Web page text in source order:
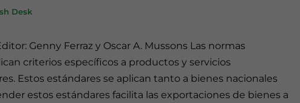
Desk
Genny Ferraz y Oscar A. Mussons Las normas
criterios específicos a productos y servicios
Estos estándares se aplican tanto a bienes nacionales
estos estándares facilita las exportaciones de bienes a